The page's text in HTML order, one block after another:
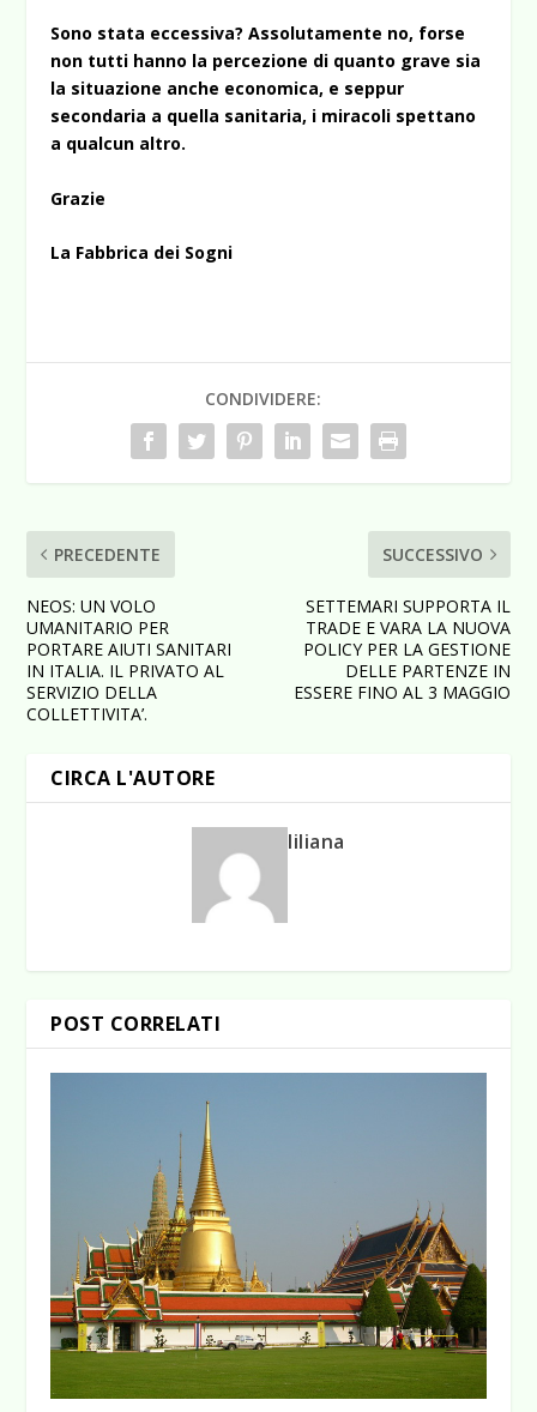
Sono stata eccessiva? Assolutamente no, forse
non tutti hanno la percezione di quanto grave sia
la situazione anche economica, e seppur
secondaria a quella sanitaria, i miracoli spettano
a qualcun altro.
Grazie
La Fabbrica dei Sogni
CONDIVIDERE:
PRECEDENTE
NEOS: UN VOLO
UMANITARIO PER
PORTARE AIUTI SANITARI
IN ITALIA. IL PRIVATO AL
SERVIZIO DELLA
COLLETTIVITA’.
SUCCESSIVO
SETTEMARI SUPPORTA IL
TRADE E VARA LA NUOVA
POLICY PER LA GESTIONE
DELLE PARTENZE IN
ESSERE FINO AL 3 MAGGIO
CIRCA L'AUTORE
liliana
POST CORRELATI